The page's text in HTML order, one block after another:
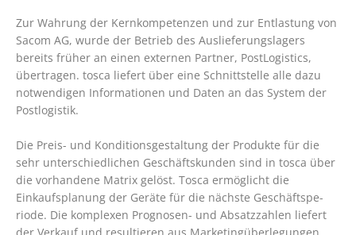
Zur Wahrung der Kernkompetenzen und zur Entlastung von
Sacom AG, wurde der Betrieb des Auslieferungsla­gers
bereits früher an einen externen Partner, PostLogi­stics,
übertragen. tosca liefert über eine Schnittstelle alle dazu
notwendigen Informationen und Daten an das Sys­tem der
Postlogistik.
Die Preis- und Konditionsgestaltung der Produkte für die
sehr unterschiedlichen Geschäftskunden sind in tosca über
die vorhandene Matrix gelöst. Tosca ermöglicht die
Einkaufsplanung der Geräte für die nächste Geschäftspe­
riode. Die komplexen Prognosen- und Absatzzahlen liefert